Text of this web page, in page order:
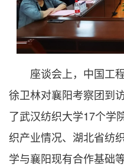
座谈会上，中国工
徐卫林对襄阳考察团到
了武汉纺织大学17个学
织产业情况、湖北省纺
学与襄阳现有合作基础